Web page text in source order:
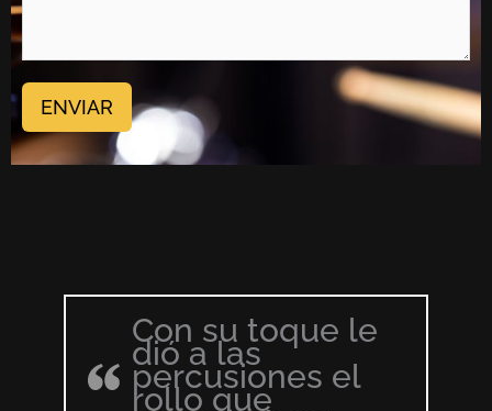
ENVIAR
Con su toque le
dió a las
percusiones el
rollo que